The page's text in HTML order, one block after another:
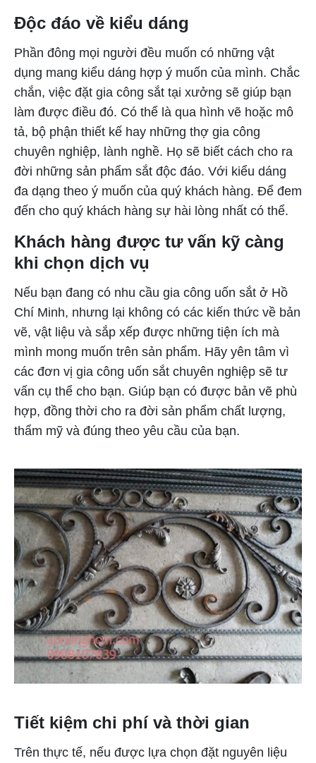
Độc đáo về kiểu dáng
Phần đông mọi người đều muốn có những vật
dụng mang kiểu dáng hợp ý muốn của mình. Chắc
chắn, việc đặt gia công sắt tại xưởng sẽ giúp bạn
làm được điều đó. Có thể là qua hình vẽ hoặc mô
tả, bộ phận thiết kế hay những thợ gia công
chuyên nghiệp, lành nghề. Họ sẽ biết cách cho ra
đời những sản phẩm sắt độc đáo. Với kiểu dáng
đa dạng theo ý muốn của quý khách hàng. Để đem
đến cho quý khách hàng sự hài lòng nhất có thể.
Khách hàng được tư vấn kỹ càng
khi chọn dịch vụ
Nếu bạn đang có nhu cầu gia công uốn sắt ở Hồ
Chí Minh, nhưng lại không có các kiến thức về bản
vẽ, vật liệu và sắp xếp được những tiện ích mà
mình mong muốn trên sản phẩm. Hãy yên tâm vì
các đơn vị gia công uốn sắt chuyên nghiệp sẽ tư
vấn cụ thể cho bạn. Giúp bạn có được bản vẽ phù
hợp, đồng thời cho ra đời sản phẩm chất lượng,
thẩm mỹ và đúng theo yêu cầu của bạn.
Tiết kiệm chi phí và thời gian
Trên thực tế, nếu được lựa chọn đặt nguyên liệu